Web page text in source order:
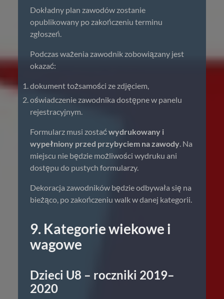
Dokładny plan zawodów zostanie
opublikowany po zakończeniu terminu
zgłoszeń.
Podczas ważenia zawodnik zobowiązany jest
okazać:
dokument tożsamości ze zdjęciem,
oświadczenie zawodnika dostępne w panelu
rejestracyjnym.
Formularz musi zostaćwydrukowany i
wypełniony przed przybyciem na zawody. Na
miejscu nie będzie możliwości wydruku ani
dostępu do pustych formularzy.
Dekoracja zawodników będzie odbywała się na
bieżąco, po zakończeniu walk w danej kategorii.
9. Kategorie wiekowe i
wagowe
Dzieci U8 – roczniki 2019–
2020